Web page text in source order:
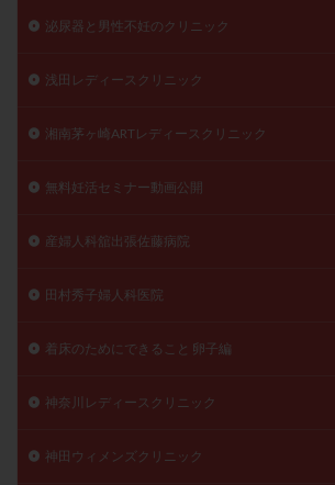
泌尿器と男性不妊のクリニック
浅田レディースクリニック
湘南茅ヶ崎ARTレディースクリニック
無料妊活セミナー動画公開
産婦人科舘出張佐藤病院
田村秀子婦人科医院
着床のためにできること 卵子編
神奈川レディースクリニック
神田ウィメンズクリニック